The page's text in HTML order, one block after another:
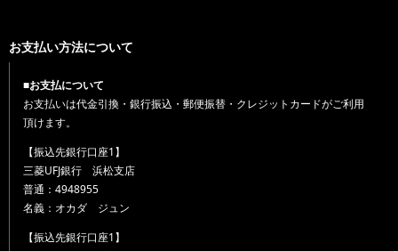
お支払い方法について
■お支払について
お支払いは代金引換・銀行振込・郵便振替・クレジットカードがご利用
頂けます。
【振込先銀行口座1】
三菱UFJ銀行 浜松支店
普通：4948955
名義：オカダ ジュン
【振込先銀行口座1】